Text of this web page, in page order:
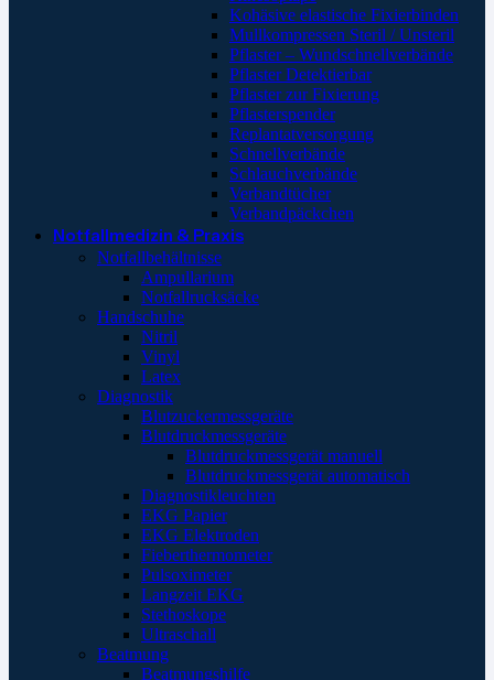
Kohäsive elastische Fixierbinden
Mullkompressen Steril / Unsteril
Pflaster – Wundschnellverbände
Pflaster Detektierbar
Pflaster zur Fixierung
Pflasterspender
Replantatversorgung
Schnellverbände
Schlauchverbände
Verbandtücher
Verbandpäckchen
Notfallmedizin & Praxis
Notfallbehältnisse
Ampullarium
Notfallrucksäcke
Handschuhe
Nitril
Vinyl
Latex
Diagnostik
Blutzuckermessgeräte
Blutdruckmessgeräte
Blutdruckmessgerät manuell
Blutdruckmessgerät automatisch
Diagnostikleuchten
EKG Papier
EKG Elektroden
Fieberthermometer
Pulsoximeter
Langzeit EKG
Stethoskope
Ultraschall
Beatmung
Beatmungshilfe